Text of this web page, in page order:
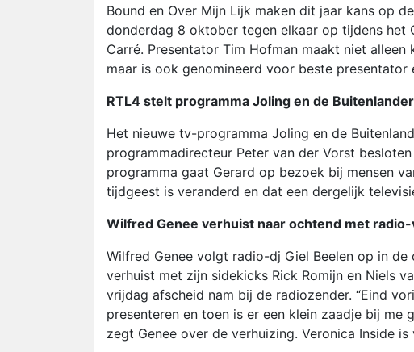
Bound en Over Mijn Lijk maken dit jaar kans op
donderdag 8 oktober tegen elkaar op tijdens het
Carré. Presentator Tim Hofman maakt niet
maar is ook genomineerd voor beste presentator
RTL4 stelt programma Joling en de
Het nieuwe tv-programma Joling en de
programmadirecteur Peter van der Vorst
programma gaat Gerard op bezoek bij mensen
tijdgeest is veranderd en dat een dergelijk
Wilfred Genee verhuist naar ochtend met
Wilfred Genee volgt radio-dj Giel Beelen op in
verhuist met zijn sidekicks Rick Romijn en Niels
vrijdag afscheid nam bij de radiozender. “Eind
presenteren en toen is er een klein zaadje bij
zegt Genee over de verhuizing. Veronica Inside